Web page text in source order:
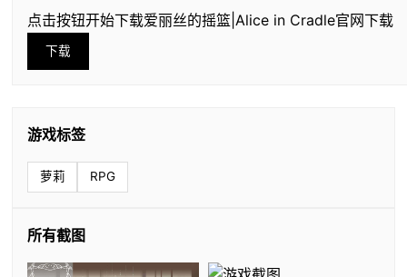
点击按钮开始下载爱丽丝的摇篮|Alice in Cradle官网下载
下载
游戏标签
萝莉 RPG
所有截图